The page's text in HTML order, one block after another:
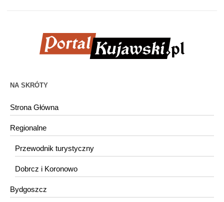
NA SKRÓTY
Strona Główna
Regionalne
Przewodnik turystyczny
Dobrcz i Koronowo
Bydgoszcz